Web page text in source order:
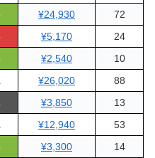
¥24,930
72
¥5,170
24
¥2,540
10
¥26,020
88
¥3,850
13
¥12,940
53
¥3,300
14